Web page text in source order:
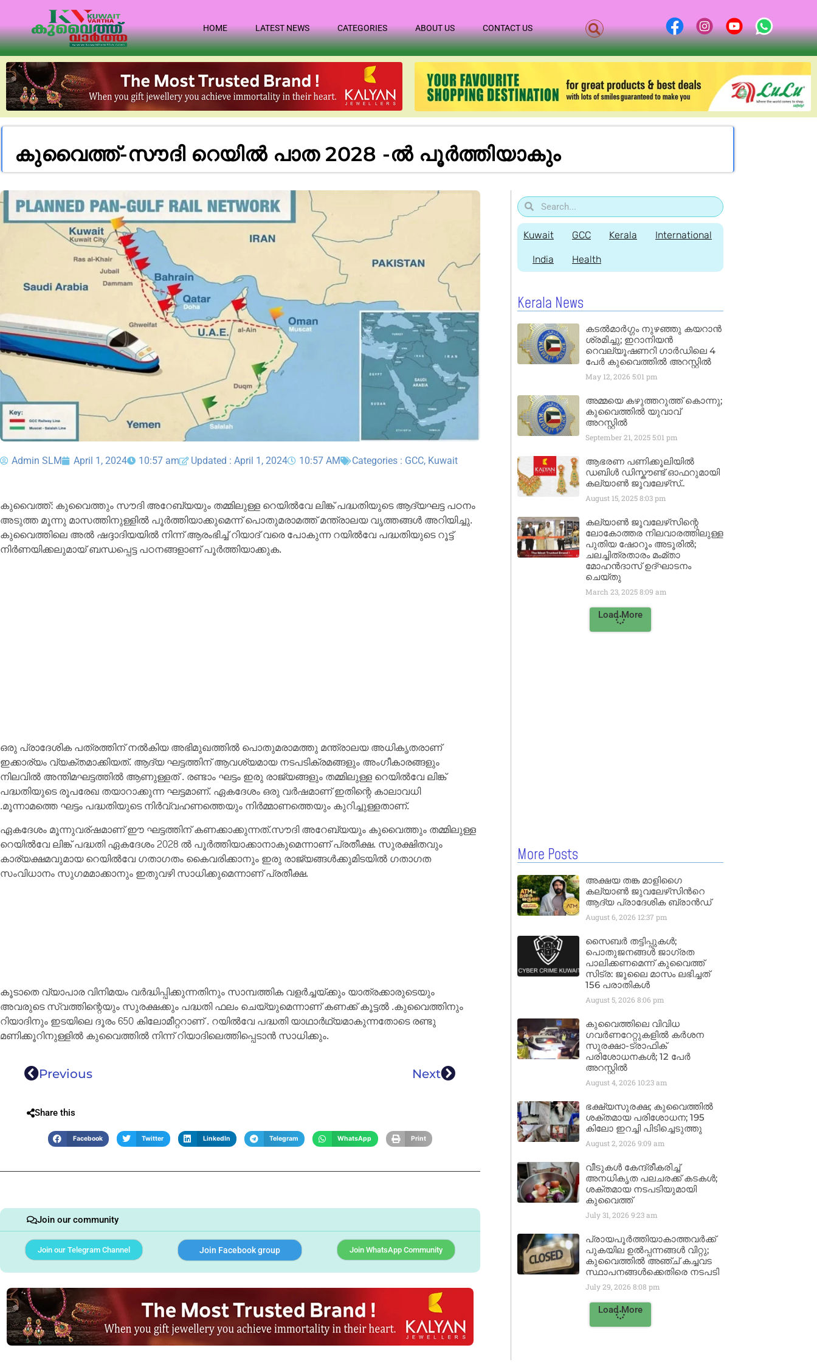
HOME LATEST NEWS CATEGORIES ABOUT US CONTACT US
കുവൈത്ത്-സൗദി റെയിൽ പാത 2028 -ൽ പൂർത്തിയാകും
Admin SLM April 1, 2024 10:57 am Updated : April 1, 2024 10:57 AM Categories : GCC, Kuwait
കുവൈത്ത്: കുവൈത്തും സൗദി അറേബ്യയും തമ്മിലുള്ള റെയിൽവേ ലിങ്ക് പദ്ധതിയുടെ ആദ്യഘട്ട പഠനം
അടുത്ത മൂന്നു മാസത്തിനുള്ളിൽ പൂർത്തിയാക്കുമെന്ന് പൊതുമരാമത്ത് മന്ത്രാലയ വൃത്തങ്ങൾ അറിയിച്ചു.
കുവൈത്തിലെ അൽ ഷദ്ദാദിയയിൽ നിന്ന് ആരംഭിച്ച് റിയാദ് വരെ പോകുന്ന റയിൽവേ പദ്ധതിയുടെ റൂട്ട്
നിർണയിക്കലുമായ് ബന്ധപ്പെട്ട പഠനങ്ങളാണ് പൂർത്തിയാക്കുക.
ഒരു പ്രാദേശിക പത്രത്തിന് നൽകിയ അഭിമുഖത്തിൽ പൊതുമരാമത്തു മന്ത്രാലയ അധികൃതരാണ്
ഇക്കാര്യം വ്യക്തമാക്കിയത്. ആദ്യ ഘട്ടത്തിന് ആവശ്യമായ നടപടിക്രമങ്ങളും അംഗീകാരങ്ങളും
നിലവിൽ അന്തിമഘട്ടത്തിൽ ആണുള്ളത് . രണ്ടാം ഘട്ടം ഇരു രാജ്യങ്ങളും തമ്മിലുള്ള റെയിൽവേ ലിങ്ക്
പദ്ധതിയുടെ രൂപരേഖ തയാറാക്കുന്ന ഘട്ടമാണ്. ഏകദേശം ഒരു വർഷമാണ് ഇതിന്റെ കാലാവധി
.മൂന്നാമത്തെ ഘട്ടം പദ്ധതിയുടെ നിർവ്വഹണത്തെയും നിർമ്മാണത്തെയും കുറിച്ചുള്ളതാണ്.
ഏകദേശം മൂന്നുവര്ഷമാണ് ഈ ഘട്ടത്തിന് കണക്കാക്കുന്നത്.സൗദി അറേബ്യയും കുവൈത്തും തമ്മിലുള്ള
റെയിൽവേ ലിങ്ക് പദ്ധതി ഏകദേശം 2028 ൽ പൂർത്തിയാക്കാനാകുമെന്നാണ് പ്രതീക്ഷ. സുരക്ഷിതവും
കാര്യക്ഷമവുമായ റെയിൽവേ ഗതാഗതം കൈവരിക്കാനും ഇരു രാജ്യങ്ങൾക്കുമിടയിൽ ഗതാഗത
സംവിധാനം സുഗമമാക്കാനും ഇതുവഴി സാധിക്കുമെന്നാണ് പ്രതീക്ഷ.
കൂടാതെ വ്യാപാര വിനിമയം വർദ്ധിപ്പിക്കുന്നതിനും സാമ്പത്തിക വളർച്ചയ്ക്കും യാത്രക്കാരുടെയും
അവരുടെ സ്വത്തിന്റെയും സുരക്ഷക്കും പദ്ധതി ഫലം ചെയ്യുമെന്നാണ് കണക്ക് കൂട്ടൽ .കുവൈത്തിനും
റിയാദിനും ഇടയിലെ ദൂരം 650 കിലോമീറ്ററാണ് . റയിൽവേ പദ്ധതി യാഥാർഥ്യമാകുന്നതോടെ രണ്ടു
മണിക്കൂറിനുള്ളിൽ കുവൈത്തിൽ നിന്ന് റിയാദിലെത്തിപ്പെടാൻ സാധിക്കും.
Previous Next
Share this
Facebook Twitter LinkedIn Telegram WhatsApp Print
Join our community
Join our Telegram Channel Join Facebook group Join WhatsApp Community
Kuwait GCC Kerala International
India Health
Kerala News
കടൽമാർഗ്ഗം നുഴഞ്ഞു കയറാൻ
ശ്രമിച്ചു; ഇറാനിയൻ
റെവല്യൂഷണറി ഗാർഡിലെ 4
പേർ കുവൈത്തിൽ അറസ്റ്റിൽ
May 12, 2026 5:01 pm
അമ്മയെ കഴുത്തറുത്ത് കൊന്നു;
കുവൈത്തിൽ യുവാവ്
അറസ്റ്റിൽ
September 21, 20255:01 pm
ആഭരണ പണിക്കൂലിയിൽ
ഡബിൾ ഡിസ്കൗണ്ട് ഓഫറുമായി
കല്യാൺ ജൂവലേഴ്‌സ്..
August 15, 20258:03 pm
കല്യാൺ ജൂവലേഴ്‌സിന്റെ
ലോകോത്തര നിലവാരത്തിലുള്ള
പുതിയ ഷോറൂം അടൂരിൽ;
ചലച്ചിത്രതാരം മംമ്താ
മോഹൻദാസ് ഉദ്ഘാടനം
ചെയ്‌തു
March 23, 20258:09 am
Load More
More Posts
അക്ഷയ തങ്ക മാളിഗൈ
കല്യാണ്‍ ജുവലേഴ്‌സിന്‍റെ
ആദ്യ പ്രാദേശിക ബ്രാന്‍ഡ്
August 6, 2026 12:37 pm
സൈബർ തട്ടിപ്പുകൾ;
പൊതുജനങ്ങൾ ജാഗ്രത
പാലിക്കണമെന്ന് കുവൈത്ത്
സിട്ര: ജൂലൈ മാസം ലഭിച്ചത്
156 പരാതികൾ
August 5, 2026 8:06 pm
കുവൈത്തിലെ വിവിധ
ഗവർണറേറ്റുകളിൽ കർശന
സുരക്ഷാ-ട്രാഫിക്
പരിശോധനകൾ; 12 പേർ
അറസ്റ്റിൽ
August 4, 2026 10:23 am
ഭക്ഷ്യസുരക്ഷ; കുവൈത്തിൽ
ശക്തമായ പരിശോധന; 195
കിലോ ഇറച്ചി പിടിച്ചെടുത്തു
August 2, 2026 9:09 am
വീടുകൾ കേന്ദ്രീകരിച്ച്
അനധികൃത പലചരക്ക് കടകൾ;
ശക്തമായ നടപടിയുമായി
കുവൈത്ത്
July 31, 2026 9:23 am
പ്രായപൂർത്തിയാകാത്തവർക്ക്
പുകയില ഉൽപ്പന്നങ്ങൾ വിറ്റു;
കുവൈത്തിൽ അഞ്ച് കച്ചവട
സ്ഥാപനങ്ങൾക്കെതിരെ നടപടി
July 29, 2026 8:08 pm
Load More